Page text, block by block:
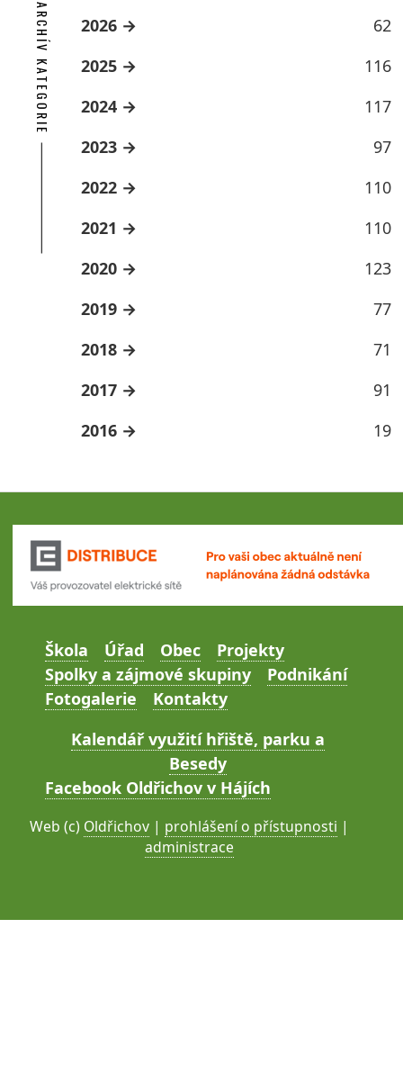
ARCHÍV KATEGORIE 2026
62
2025
116
2024
117
2023
97
2022
110
2021
110
2020
123
2019
77
2018
71
2017
91
2016
19
Škola Úřad Obec
Projekty
Spolky a zájmové skupiny
Podnikání
Fotogalerie
Kontakty
Kalendář využití hřiště, parku a
Besedy
Facebook Oldřichov v Hájích
Web (c) Oldřichov | prohlášení o přístupnosti |
administrace